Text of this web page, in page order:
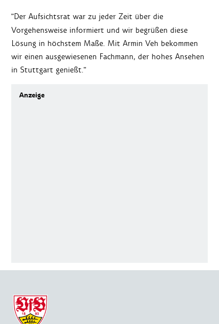
"Der Aufsichtsrat war zu jeder Zeit über die
Vorgehensweise informiert und wir begrüßen diese
Lösung in höchstem Maße. Mit Armin Veh bekommen
wir einen ausgewiesenen Fachmann, der hohes Ansehen
in Stuttgart genießt."